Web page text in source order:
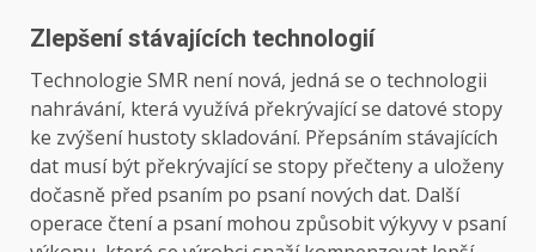
Zlepšení stávajících technologií
Technologie SMR není nová, jedná se o technologii
nahrávání, která využívá překrývající se datové stopy
ke zvýšení hustoty skladování. Přepsáním stávajících
dat musí být překrývající se stopy přečteny a uloženy
dočasně před psaním po psaní nových dat. Další
operace čtení a psaní mohou způsobit výkyvy v psaní